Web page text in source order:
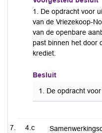
1. De opdracht voor
van de Vriezekoop-
van de openbare
past binnen het door
krediet.
Besluit
1. De opdracht
4.c